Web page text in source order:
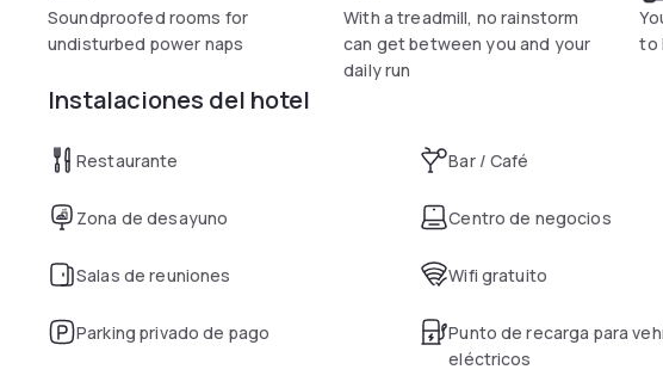
Soundproofed rooms for
undisturbed power naps
With a treadmill, no rainstorm
can get between you and your
daily run
to
Instalaciones del hotel
Restaurante Bar / Café
Zona de desayuno Centro de negocios
Salas de reuniones Wifi gratuito
Parking privado de pago
Punto de recarga para
eléctricos